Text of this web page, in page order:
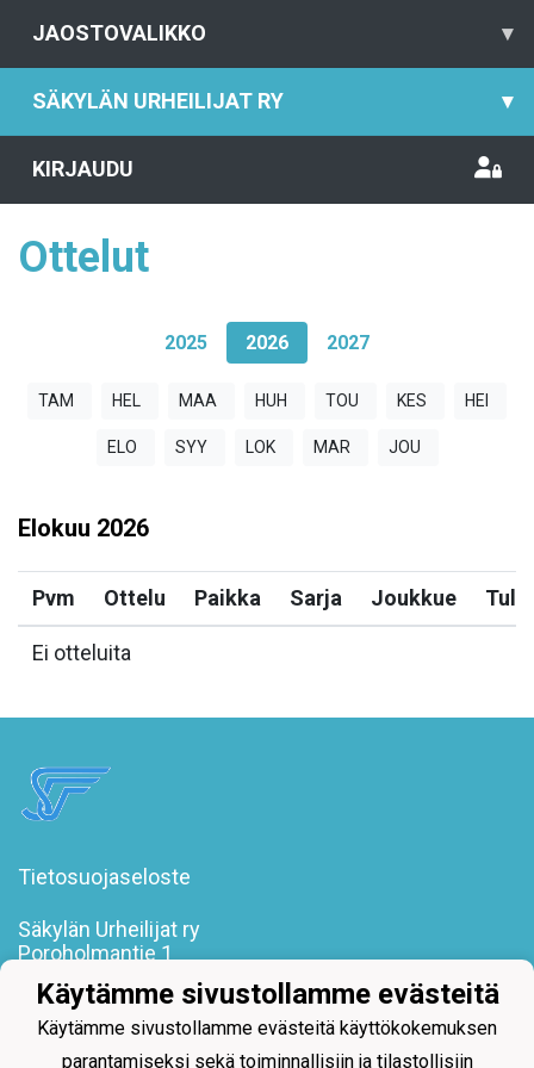
JAOSTOVALIKKO ▾
SÄKYLÄN URHEILIJAT RY ▾
KIRJAUDU
Ottelut
2025 2026 2027
TAM HEL MAA HUH TOU KES HEI
ELO SYY LOK MAR JOU
Elokuu 2026
Pvm Ottelu Paikka Sarja Joukkue
Ei otteluita
Tietosuojaseloste
Säkylän Urheilijat ry
Poroholmantie 1
toimisto@sakylanurheilijat.fi
Käytämme sivustollamme evästeitä
Käytämme sivustollamme evästeitä käyttökokemuksen
parantamiseksi sekä toiminnallisiin ja tilastollisiin